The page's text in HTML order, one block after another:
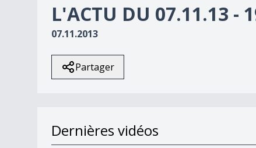
L'ACTU DU 07.11.13 -
07.11.2013
Partager
Dernières vidéos